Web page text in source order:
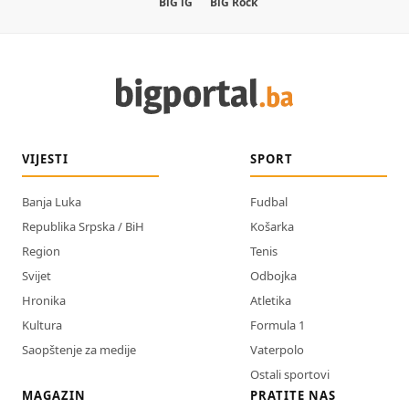
VIJESTI
Banja Luka
Republika Srpska / BiH
Region
Svijet
Hronika
Kultura
Saopštenje za medije
SPORT
Fudbal
Košarka
Tenis
Odbojka
Atletika
Formula 1
Vaterpolo
Ostali sportovi
MAGAZIN
PRATITE NAS